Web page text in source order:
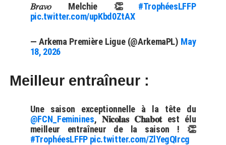
𝐵𝑟𝑎𝑣𝑜 Melchie 👏 #TrophéesLFFP
pic.twitter.com/upKbd0ZtAX
— Arkema Première Ligue (@ArkemaPL) May
18, 2026
Meilleur entraîneur :
Une saison exceptionnelle à la tête du
@FCN_Feminines, 𝐍𝐢𝐜𝐨𝐥𝐚𝐬 𝐂𝐡𝐚𝐛𝐨𝐭 est élu
meilleur entraîneur de la saison ! 👏
#TrophéesLFFP pic.twitter.com/ZlYegQIrcg